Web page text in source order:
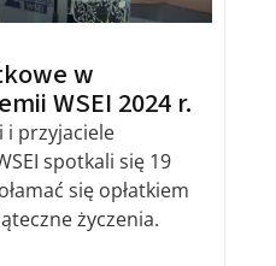
w
WSEI 2024 r.
i przyjaciele
spotkali się 19
się opłatkiem
życzenia.